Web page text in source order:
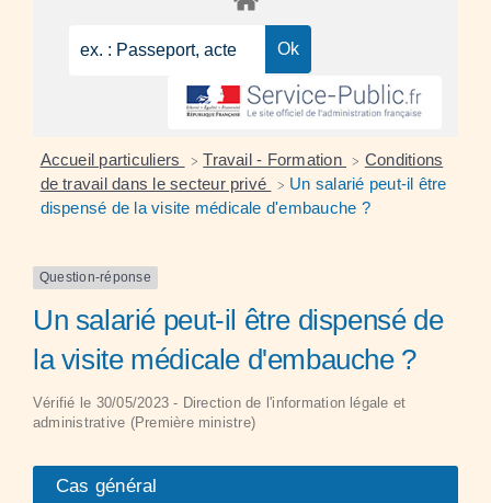
Accueil particuliers > Travail - Formation > Conditions
de travail dans le secteur privé
> Un salarié peut-il être
dispensé de la visite médicale d'embauche ?
Question-réponse
Un salarié peut-il être dispensé de
la visite médicale d'embauche ?
Vérifié le 30/05/2023 - Direction de l'information légale et
administrative (Première ministre)
Cas général